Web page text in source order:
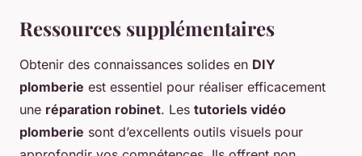
Ressources supplémentaires
Obtenir des connaissances solides en DIY
plomberie est essentiel pour réaliser efficacement
une réparation robinet. Les tutoriels vidéo
plomberie sont d’excellents outils visuels pour